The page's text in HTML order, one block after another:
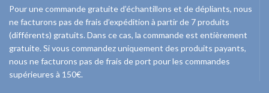
de 0 à 2 mois
Vous bénéficiez d'une
réduction considérable
de 25 % sur le prix d'achat
par rapport au prix de
détail.
Vous bénéficiez d’une
réduction considérable
de 25 % sur le prix d’achat
par rapport au prix de
détail.
Pour une commande gratuite d’échantillons et de dépliants, nous
ne facturons pas de frais d’expédition à partir de 7 produits
(différents) gratuits. Dans ce cas, la commande est entièrement
gratuite. Si vous commandez uniquement des produits payants,
nous ne facturons pas de frais de port pour les commandes
supérieures à 150€.